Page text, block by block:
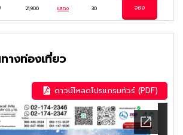
21,900 แสดง 30 จอง
างท่องเที่ยว
ดาวน์โหลดโปรแกรมทัวร์ (PDF)